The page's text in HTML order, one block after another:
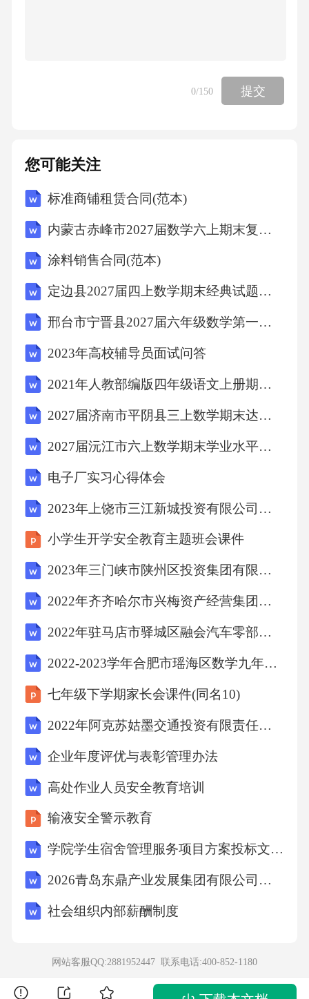
1．在集体中语言（一）倾听与表达
语言（一）倾听与表达
目标小班：1．与别人讲话时知道眼睛要看着对
方。
中班：1．别人对自己讲话时能回应。大班：
1．别人讲话时能积极主动地回应。2.能根据谈
话对象和需要，调整说话的语气。3.懂得按次序
轮流讲话，不随意打断别人。4.能依据所处情境
使用恰当的语言。如在别人难过时会用
认真听并能听懂常用语言
目标2愿意讲话并能清楚地表达
目标3具有文明的语言习惯建议：在班级保教工
作计划，准确体现对不同年龄
段幼儿语言“表达”的学习与发展目标！小班：
1．与别人讲话时知道眼睛要看着对方。语言
（一）倾听与语言（二）阅读与书写准备
目标1喜欢听故事，看图书
思考：如何创设适宜的、支持性阅读环境？环
写准备
0/150 提交
您可能关注
标准商铺租赁合同(范本)
内蒙古赤峰市2027届数学六上期末复习检测模拟试题含解析
涂料销售合同(范本)
定边县2027届四上数学期末经典试题含解析
邢台市宁晋县2027届六年级数学第一学期期末达标检测模拟试题含解析
2023年高校辅导员面试问答
2021年人教部编版四年级语文上册期中考试卷()
2027届济南市平阴县三上数学期末达标检测模拟试题含解析
2027届沅江市六上数学期末学业水平测试试题含解析
电子厂实习心得体会
2023年上饶市三江新城投资有限公司招聘笔试题库及答案解析
小学生开学安全教育主题班会课件
2023年三门峡市陕州区投资集团有限公司招聘笔试题库及答案解析
2022年齐齐哈尔市兴梅资产经营集团有限公司招聘笔试试题及答案解析
2022年驻马店市驿城区融会汽车零部件园区管理有限公司招聘笔试试题及答案解析
2022-2023学年合肥市瑶海区数学九年级第一学期期末学业质量监测试题含解析
七年级下学期家长会课件(同名10)
2022年阿克苏姑墨交通投资有限责任公司招聘笔试试题及答案解析
企业年度评优与表彰管理办法
高处作业人员安全教育培训
输液安全警示教育
学院学生宿舍管理服务项目方案投标文件（技术方案）
2026青岛东鼎产业发展集团有限公司招聘笔试备考题库及答案解析
社会组织内部薪酬制度
网站客服QQ:2881952447 联系电话:400-852-1180